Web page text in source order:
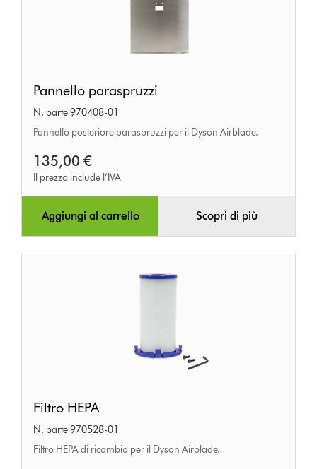
paraspruzzi
Pannello paraspruzzi
N. parte 970408-01
Pannello posteriore paraspruzzi per il Dyson Airblade.
135,00 €
Il prezzo include l’IVA
Aggiungi al carrello Scopri di più
HEPA
Filtro HEPA
N. parte 970528-01
Filtro HEPA di ricambio per il Dyson Airblade.